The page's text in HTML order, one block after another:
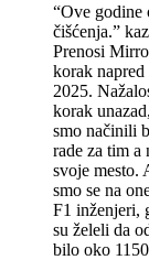
“Ove godine
čišćenja.”
Prenosi
korak napred
2025.
korak
smo načinili
rade za tim a
svoje mesto.
smo se na
F1 inženjeri,
su želeli da
bilo oko